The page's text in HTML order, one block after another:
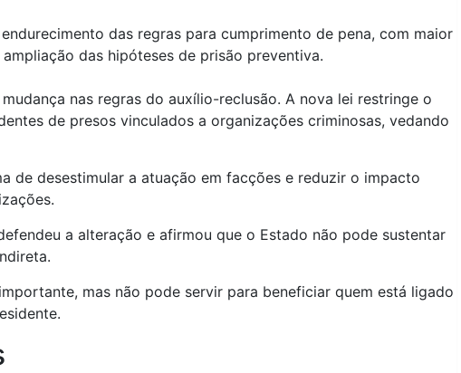
das regras para cumprimento de pena, com maior
das hipóteses de prisão preventiva.
nas regras do auxílio-reclusão. A nova lei restringe o
de presos vinculados a organizações criminosas, vedando
de desestimular a atuação em facções e reduzir o impacto
a alteração e afirmou que o Estado não pode sustentar
mas não pode servir para beneficiar quem está ligado